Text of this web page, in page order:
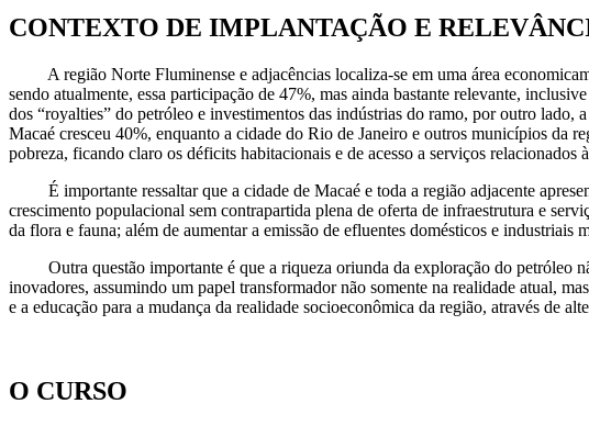
CONTEXTO DE IMPLANTAÇÃO E
A região Norte Fluminense e adjacências localiza-se em uma área
sendo atualmente, essa participação de 47%, mas ainda bastante relevante,
dos “royalties” do petróleo e investimentos das indústrias do ramo, por outro
Macaé cresceu 40%, enquanto a cidade do Rio de Janeiro e outros municípios da
pobreza, ficando claro os déficits habitacionais e de acesso a serviços relacionados
É importante ressaltar que a cidade de Macaé e toda a região adjacente
crescimento populacional sem contrapartida plena de oferta de infraestrutura e
da flora e fauna; além de aumentar a emissão de efluentes domésticos e
Outra questão importante é que a riqueza oriunda da exploração do petróleo
inovadores, assumindo um papel transformador não somente na realidade atual,
e a educação para a mudança da realidade socioeconômica da região, através de
O CURSO